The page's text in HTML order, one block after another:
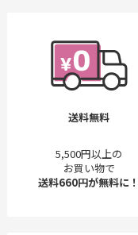
送料無料
5,500円以上の
お買い物で
送料660円が無料に！